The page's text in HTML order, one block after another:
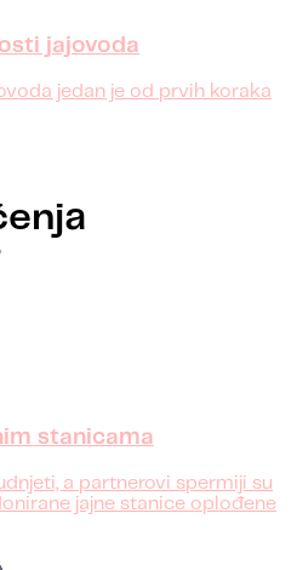
jajovoda
jedan je od prvih koraka
stanicama
a partnerovi spermiji su
jajne stanice oplođene